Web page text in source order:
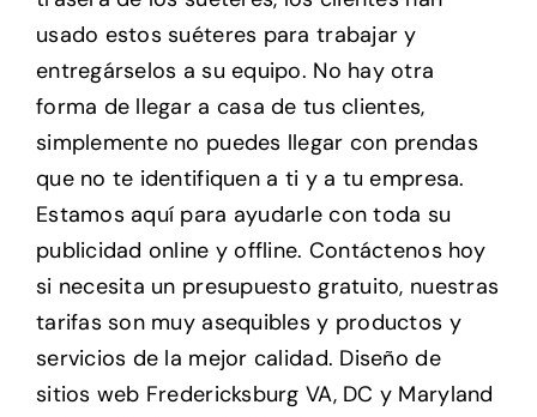
usado estos suéteres para trabajar y
entregárselos a su equipo. No hay otra
forma de llegar a casa de tus clientes,
simplemente no puedes llegar con prendas
que no te identifiquen a ti y a tu empresa.
Estamos aquí para ayudarle con toda su
publicidad online y offline. Contáctenos hoy
si necesita un presupuesto gratuito, nuestras
tarifas son muy asequibles y productos y
servicios de la mejor calidad. Diseño de
sitios web Fredericksburg VA, DC y Maryland